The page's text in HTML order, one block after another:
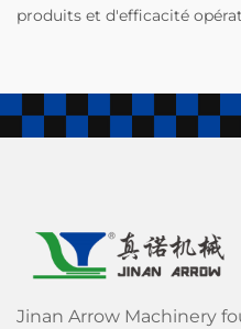
produits et d'efficacité
Jinan Arrow Machinery